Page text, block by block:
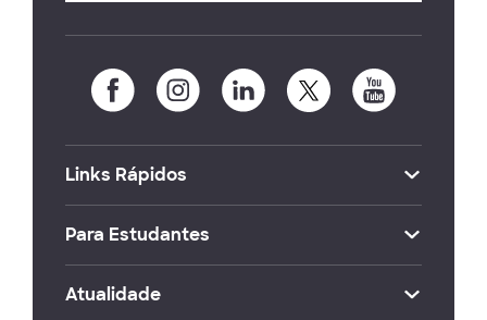
Links Rápidos
Para Estudantes
Atualidade